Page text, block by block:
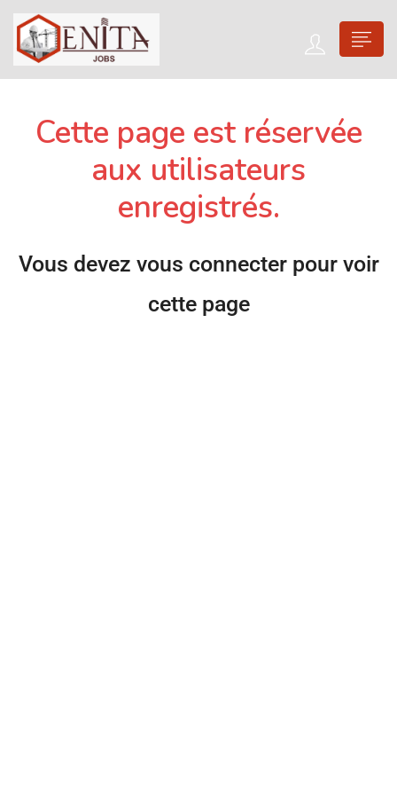
Cette page est réservée
aux utilisateurs
enregistrés.
Vous devez vous connecter pour voir
cette page